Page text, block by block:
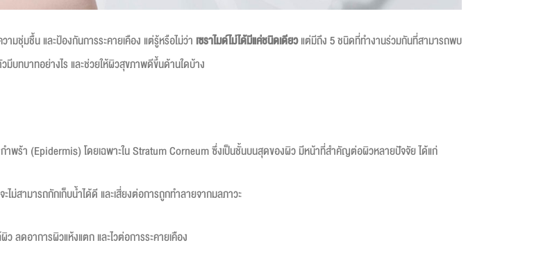
มชุ่มชื้น และป้องกันการระคายเคือง แต่รู้หรือไม่ว่า เซราไมด์ไม่ได้มีแค่ชนิดเดียวแต่มีถึง 5 ชนิดที่ทำงานร่วมกันที่สามารถพบ
มีบทบาทอย่างไร และช่วยให้ผิวสุขภาพดีขึ้นด้านใดบ้าง
พร้า (Epidermis) โดยเฉพาะใน Stratum Corneum ซึ่งเป็นชั้นบนสุดของผิว มีหน้าที่สำคัญต่อผิวหลายปัจจัย ได้แก่
ม่สามารถกักเก็บน้ำได้ดี และเสี่ยงต่อการถูกทำลายจากมลภาวะ
ลดอาการผิวแห้งแตก และไวต่อการระคายเคือง